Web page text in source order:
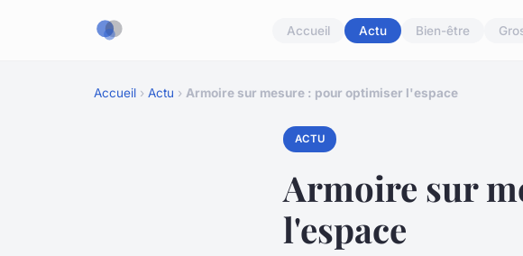
Accueil Actu Bien-être
Accueil › Actu › Armoire sur mesure : pour optimiser l'espace
ACTU
Armoire sur
l'espace